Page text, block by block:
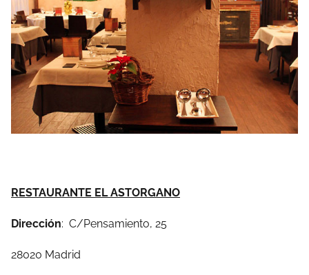
RESTAURANTE EL ASTORGANO
Dirección: C/Pensamiento, 25
28020 Madrid